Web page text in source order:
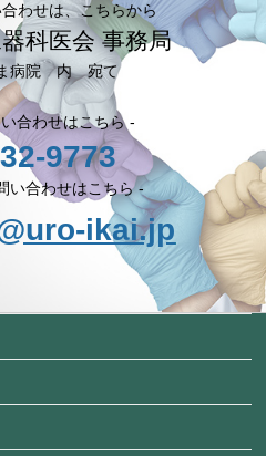
わせは、こちらから
科医会 事務局
病院 内 宛て
合わせはこちら -
9773
い合わせはこちら -
ikai.jp